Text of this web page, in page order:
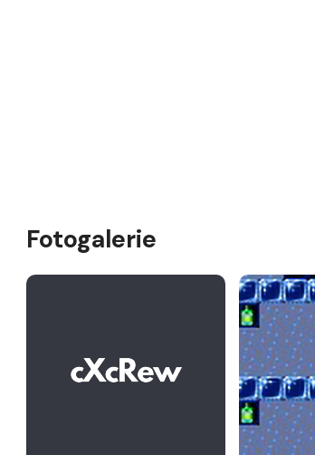
Fotogalerie